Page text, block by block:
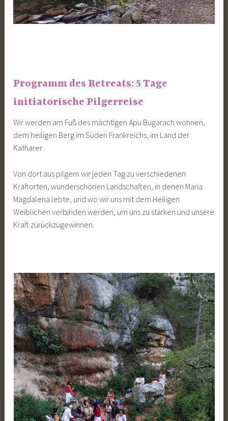
Programm des Retreats: 5 Tage
initiatorische Pilgerreise
Wir werden am Fuß des mächtigen Apu Bugarach wohnen,
dem heiligen Berg im Süden Frankreichs, im Land der
Katharer .
Von dort aus pilgern wir jeden Tag zu verschiedenen
Kraftorten, wunderschönen Landschaften, in denen Maria
Magdalena lebte, und wo wir uns mit dem Heiligen
Weiblichen verbinden werden, um uns zu stärken und unsere
Kraft zurückzugewinnen.